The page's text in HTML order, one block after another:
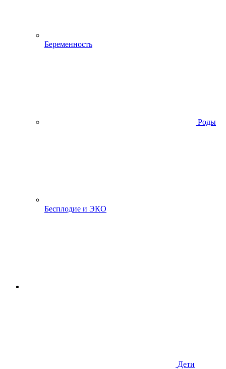
Беременность
Роды
Бесплодие и ЭКО
Дети